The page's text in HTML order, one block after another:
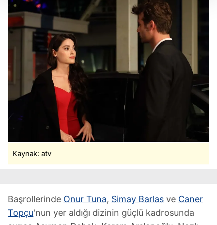
Her halükârda, kullanıcılar, bu çerezlere izin vermedikleri
takdirde, kullanıcılara hedefli reklamlar
gösterilmeyecektir."
Sizlere daha iyi bir hizmet sunabilmek için İnternet
Sitemizde kendimize ve üçüncü kişilere ait çerezler
kullanılmaktadır. Bu çerezler vasıtasıyla çeşitli kişisel
verileriniz işlenmekte olup gerekli olan çerezler bilgi
toplumu hizmetlerinin sunulması amacıyla
kullanılmaktadır. Diğer çerezler, sitemizin daha işlevsel
kılınması ve kişiselleştirilmesi ve sizlere yönelik
reklam/pazarlama faaliyetlerinin yapılması, amaçlarıyla
sınırlı olarak açık rızanız dahilinde kullanılacaktır.
için Ayarlar butonuna tıklayabilir,Çerez Bilgilendirme
ziyaret edebilirsiniz.
Kaynak: atv
Başrollerinde Onur Tuna, Simay Barlas ve Caner
Topçu'nun yer aldığı dizinin güçlü kadrosunda